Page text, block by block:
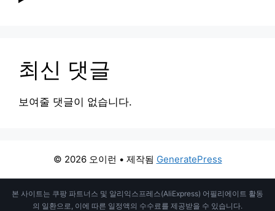
최신 댓글
보여줄 댓글이 없습니다.
© 2026 오이런 • 제작됨 GeneratePress
본 사이트는 쿠팡 파트너스 및 알리익스프레스(AliExpress) 어필리에이트 활동
의 일환으로, 이에 따른 일정액의 수수료를 제공받을 수 있습니다.